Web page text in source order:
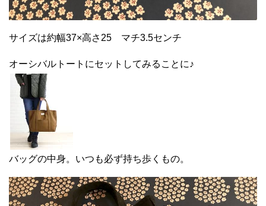
サイズは約幅37×高さ25 マチ3.5センチ
オーシバルトートにセットしてみることに♪
バッグの中身。いつも必ず持ち歩くもの。